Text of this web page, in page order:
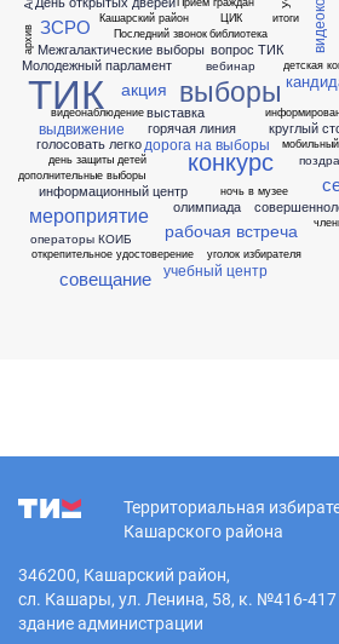
ЗСРО Кашарский район
Межгалактические выборы
Молодежный парламент
Последний звонок
ТИК
ЦИК
акция
архив библиотека
вебинар
видеонаблюдение
вопрос ТИК
выборы
выдвижение
выставка
голосовать легко
горячая линия
день защиты детей
детская
дополнительные выборы
дорога на выборы
информационный центр
итоги
конкурс
круглый
мероприятие
ночь в музее
олимпиада
операторы КОИБ
открепительное удостоверение
рабочая встреча
совещание
уголок избирателя
учебный центр
Территориальная
Кашарского района
346200, Кашарский район,
сл. Кашары, ул. Ленина, 58, к. №416-417
здание администрации